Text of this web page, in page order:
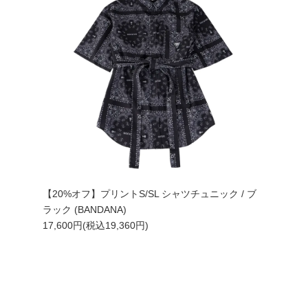
【20%オフ】プリントS/SL シャツチュニック / ブ
ラック (BANDANA)
17,600円(税込19,360円)